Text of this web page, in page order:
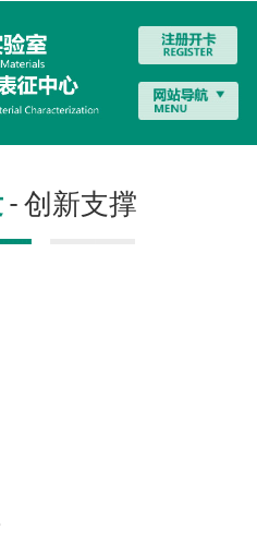
- 创新支撑